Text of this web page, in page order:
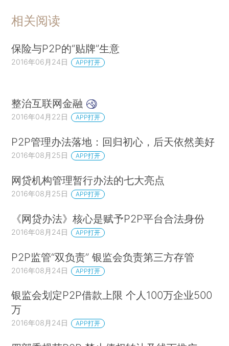
相关阅读
保险与P2P的“贴牌”生意
2016年06月24日 APP打开
整治互联网金融
2016年04月22日 APP打开
P2P管理办法落地：回归初心，后天依然美好
2016年08月25日 APP打开
网贷机构管理暂行办法的七大亮点
2016年08月25日 APP打开
《网贷办法》核心是赋予P2P平台合法身份
2016年08月24日 APP打开
P2P监管“双负责” 银监会负责第三方存管
2016年08月24日 APP打开
银监会划定P2P借款上限 个人100万企业500
万
2016年08月24日 APP打开